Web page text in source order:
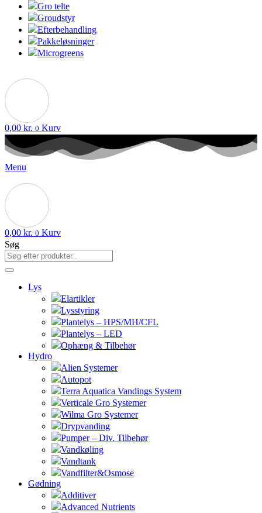
Gro telte
Groudstyr
Efterbehandling
Pakkeløsninger
Microgreens
0,00 kr. 0 Kurv
Menu
0,00 kr. 0 Kurv
Søg
Lys
Elartikler
Lysstyring
Plantelys – HPS/MH/CFL
Plantelys – LED
Ophæng & Tilbehør
Hydro
Alien Systemer
Autopot
Terra Aquatica Vandings System
Verticale Gro Systemer
Wilma Gro Systemer
Drypvanding
Pumper – Div. Tilbehør
Vandkøling
Vandtank
Vandfilter&Osmose
Gødning
Additiver
Advanced Nutrients